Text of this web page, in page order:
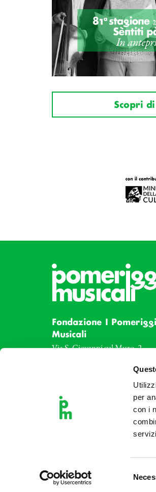
per
con i
Scopri
Fondazione I Pomeriggi
Musicali
Via S. Giovanni sul Muro, 2
Tel: +39 02 87905
Teatro Dal Verme
Via S. Giovanni sul Muro, 2